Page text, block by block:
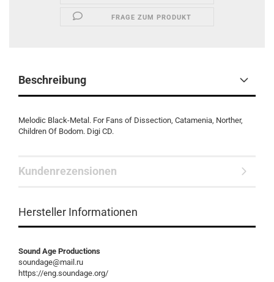
FRAGE ZUM PRODUKT
Beschreibung
Melodic Black-Metal. For Fans of Dissection, Catamenia, Norther,
Children Of Bodom. Digi CD.
Kundenrezensionen
Hersteller Informationen
Sound Age Productions
soundage@mail.ru
https://eng.soundage.org/